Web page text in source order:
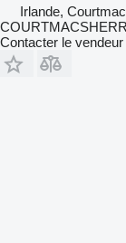
Irlande,
Contacter le vendeur